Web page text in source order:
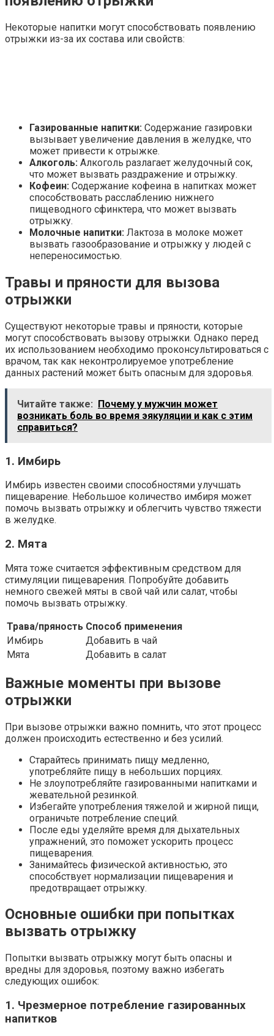
Некоторые напитки могут способствовать появлению
отрыжки из-за их состава или свойств:
Газированные напитки: Содержание газировки
вызывает увеличение давления в желудке, что
может привести к отрыжке.
Алкоголь: Алкоголь разлагает желудочный сок,
что может вызвать раздражение и отрыжку.
Кофеин: Содержание кофеина в напитках может
способствовать расслаблению нижнего
пищеводного сфинктера, что может вызвать
отрыжку.
Молочные напитки: Лактоза в молоке может
вызвать газообразование и отрыжку у людей с
непереносимостью.
Травы и пряности для вызова
отрыжки
Существуют некоторые травы и пряности, которые
могут способствовать вызову отрыжки. Однако перед
их использованием необходимо проконсультироваться с
врачом, так как неконтролируемое употребление
данных растений может быть опасным для здоровья.
Читайте также: Почему у мужчин может
возникать боль во время эякуляции и как с этим
справиться?
1. Имбирь
Имбирь известен своими способностями улучшать
пищеварение. Небольшое количество имбиря может
помочь вызвать отрыжку и облегчить чувство тяжести
в желудке.
2. Мята
Мята тоже считается эффективным средством для
стимуляции пищеварения. Попробуйте добавить
немного свежей мяты в свой чай или салат, чтобы
помочь вызвать отрыжку.
Трава/пряность Способ применения
Имбирь
Добавить в чай
Мята
Добавить в салат
Важные моменты при вызове
отрыжки
При вызове отрыжки важно помнить, что этот процесс
должен происходить естественно и без усилий.
Старайтесь принимать пищу медленно,
употребляйте пищу в небольших порциях.
Не злоупотребляйте газированными напитками и
жевательной резинкой.
Избегайте употребления тяжелой и жирной пищи,
ограничьте потребление специй.
После еды уделяйте время для дыхательных
упражнений, это поможет ускорить процесс
пищеварения.
Занимайтесь физической активностью, это
способствует нормализации пищеварения и
предотвращает отрыжку.
Основные ошибки при попытках
вызвать отрыжку
Попытки вызвать отрыжку могут быть опасны и
вредны для здоровья, поэтому важно избегать
следующих ошибок:
1. Чрезмерное потребление газированных
напитков